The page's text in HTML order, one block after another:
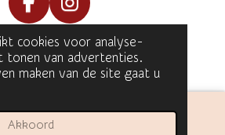
cookies voor analyse-
tonen van advertenties.
maken van de site gaat u
Akkoord
F
a
c
e
o
I
n
s
t
Facebook